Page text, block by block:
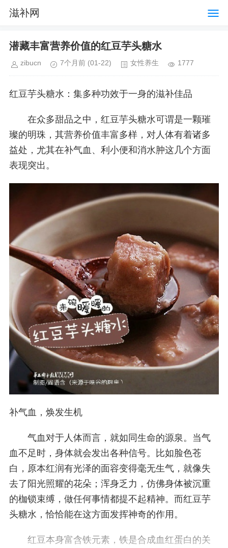
滋补网
潜藏丰富营养价值的红豆芋头糖水
zibucn 7个月前 (01-22) 女性养生 1777
红豆芋头糖水：集多种功效于一身的滋补佳品
在众多甜品之中，红豆芋头糖水可谓是一颗璀
璨的明珠，其营养价值丰富多样，对人体有着诸多
益处，尤其在补气血、利小便和消水肿这几个方面
表现突出。
补气血，焕发生机
气血对于人体而言，就如同生命的源泉。当气
血不足时，身体就会发出各种信号。比如脸色苍
白，原本红润有光泽的面容变得毫无生气，就像失
去了阳光照耀的花朵；浑身乏力，仿佛身体被沉重
的枷锁束缚，做任何事情都提不起精神。而红豆芋
头糖水，恰恰能在这方面发挥神奇的作用。
红豆本身富含铁元素，铁是合成血红蛋白的关